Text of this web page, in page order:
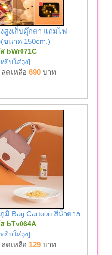
สูงเก็บตุ๊กตา แถมไฟ
ขนาด 150cm.)
bWr071C
ยิบใส่ถุง]
ดเหลือ690 บาท
มิ Bag Cartoon สีน้ำตาล
bTv064A
ยิบใส่ถุง]
ดเหลือ 129 บาท